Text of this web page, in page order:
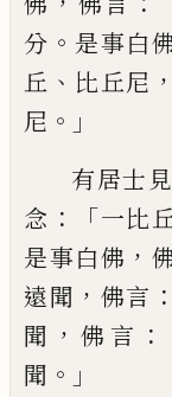
分 。 是事白
丘 、 比丘尼 ，
尼 。」
有居士
念 ：「一比
是事白佛 ，
遠聞 ， 佛言
聞 ，佛言
聞 。」